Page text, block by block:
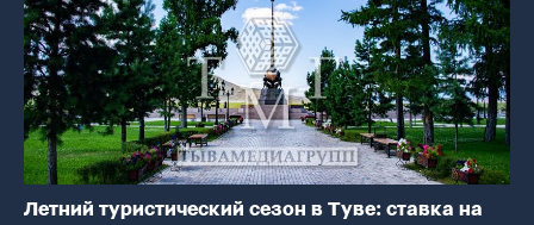
Летний туристический сезон в Туве: ставка на